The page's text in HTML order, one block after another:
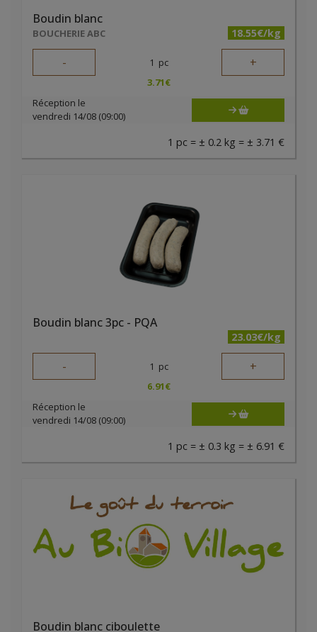
Boudin blanc
BOUCHERIE ABC 18.55€/kg
- 1 pc +
3.71€
Réception le
vendredi 14/08 (09:00)
1 pc = ± 0.2 kg = ± 3.71 €
Boudin blanc 3pc - PQA
23.03€/kg
- 1 pc +
6.91€
Réception le
vendredi 14/08 (09:00)
1 pc = ± 0.3 kg = ± 6.91 €
Boudin blanc ciboulette